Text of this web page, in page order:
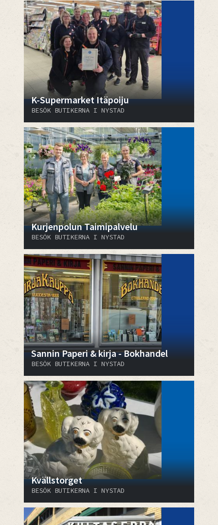
K-Supermarket Itäpoiju
BESÖK BUTIKERNA I NYSTAD
Kurjenpolun Taimipalvelu
BESÖK BUTIKERNA I NYSTAD
Sannin Paperi & kirja - Bokhandel
BESÖK BUTIKERNA I NYSTAD
Kvällstorget
BESÖK BUTIKERNA I NYSTAD